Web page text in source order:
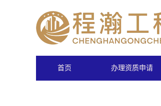
首页 办理资质申请